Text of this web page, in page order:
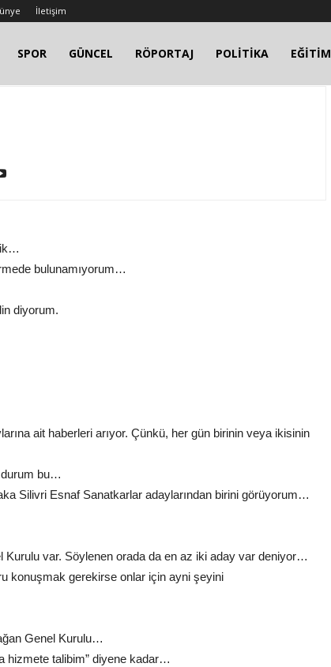
İletişim
SPOR GÜNCEL RÖPORTAJ POLİTİKA EĞİTİM
bulunamıyorum…
diyorum.
ait haberleri arıyor. Çünkü, her gün birinin veya ikisinin
durum bu…
Silivri Esnaf Sanatkarlar adaylarından birini görüyorum…
Kurulu var. Söylenen orada da en az iki aday var deniyor…
konuşmak gerekirse onlar için ayni şeyini
Genel Kurulu…
hizmete talibim” diyene kadar…